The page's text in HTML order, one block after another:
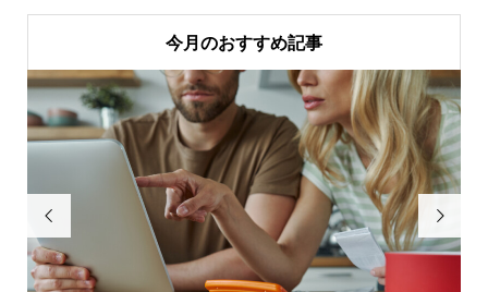
今月のおすすめ記事
 